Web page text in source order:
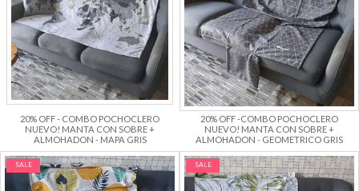
20% OFF - COMBO POCHOCLERO
NUEVO! MANTA CON SOBRE +
ALMOHADON - MAPA GRIS
20% OFF -COMBO POCHOCLERO
NUEVO! MANTA CON SOBRE +
ALMOHADON - GEOMETRICO GRIS
SALE SALE